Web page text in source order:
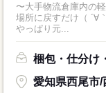
〜大手物流倉庫内の軽作業〜 空箱を種類ごとに分
場所に戻すだけ（ ´∀｀ ） 空箱にキズやホコリがないかチ
やっぱり元...
梱包・仕分け
愛知県西尾市/